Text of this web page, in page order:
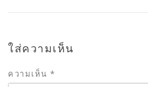
ใส่ความเห็น
ความเห็น*